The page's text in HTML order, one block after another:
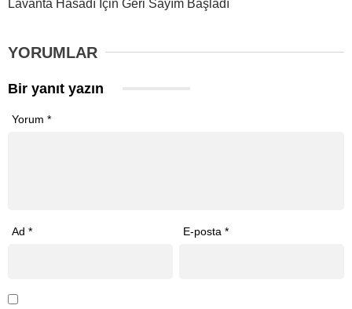
Lavanta Hasadı İçin Geri Sayım Başladı
YORUMLAR
Bir yanıt yazın
Yorum *
Ad * E-posta*